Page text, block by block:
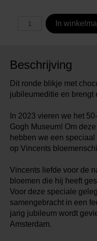
In
Beschrijving
Dit ronde blikje met
jubileumeditie en brengt
In 2023 vieren we het
Gogh Museum! Om
hebben we een
op Vincents
Vincents liefde voor de
bloemen die hij heeft
Voor deze speciale
samengebracht in een
jarig jubileum wordt
Amsterdam.